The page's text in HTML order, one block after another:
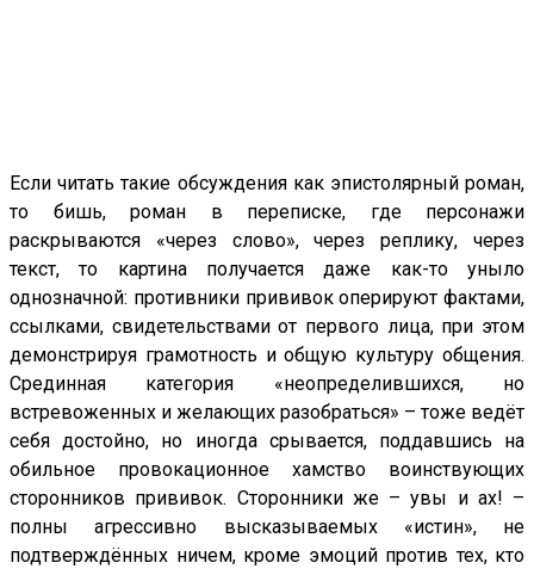
Если читать такие обсуждения как эпистолярный роман,
то бишь, роман в переписке, где персонажи
раскрываются «через слово», через реплику, через
текст, то картина получается даже как-то уныло
однозначной: противники прививок оперируют фактами,
ссылками, свидетельствами от первого лица, при этом
демонстрируя грамотность и общую культуру общения.
Срединная категория «неопределившихся, но
встревоженных и желающих разобраться» – тоже ведёт
себя достойно, но иногда срывается, поддавшись на
обильное провокационное хамство воинствующих
сторонников прививок. Сторонники же – увы и ах! –
полны агрессивно высказываемых «истин», не
подтверждённых ничем, кроме эмоций против тех, кто